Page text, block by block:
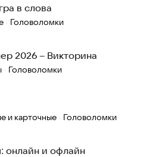
в слова
· Головоломки
2026 – Викторина
· Головоломки
и карточные · Головоломки
онлайн и офлайн